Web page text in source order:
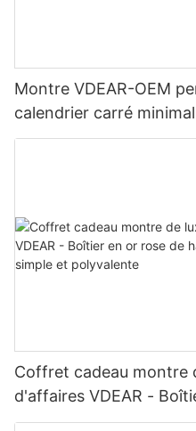
Montre VDEAR-OEM
calendrier carré
inoxydable, idéale au
Coffret cadeau montre
d'affaires VDEAR -
qualité - Montre à